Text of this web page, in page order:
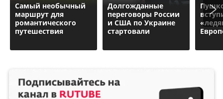
Самый необычный
маршрут для
романтического
путешествия
Долгожданные
переговоры России
и США по Украине
стартовали